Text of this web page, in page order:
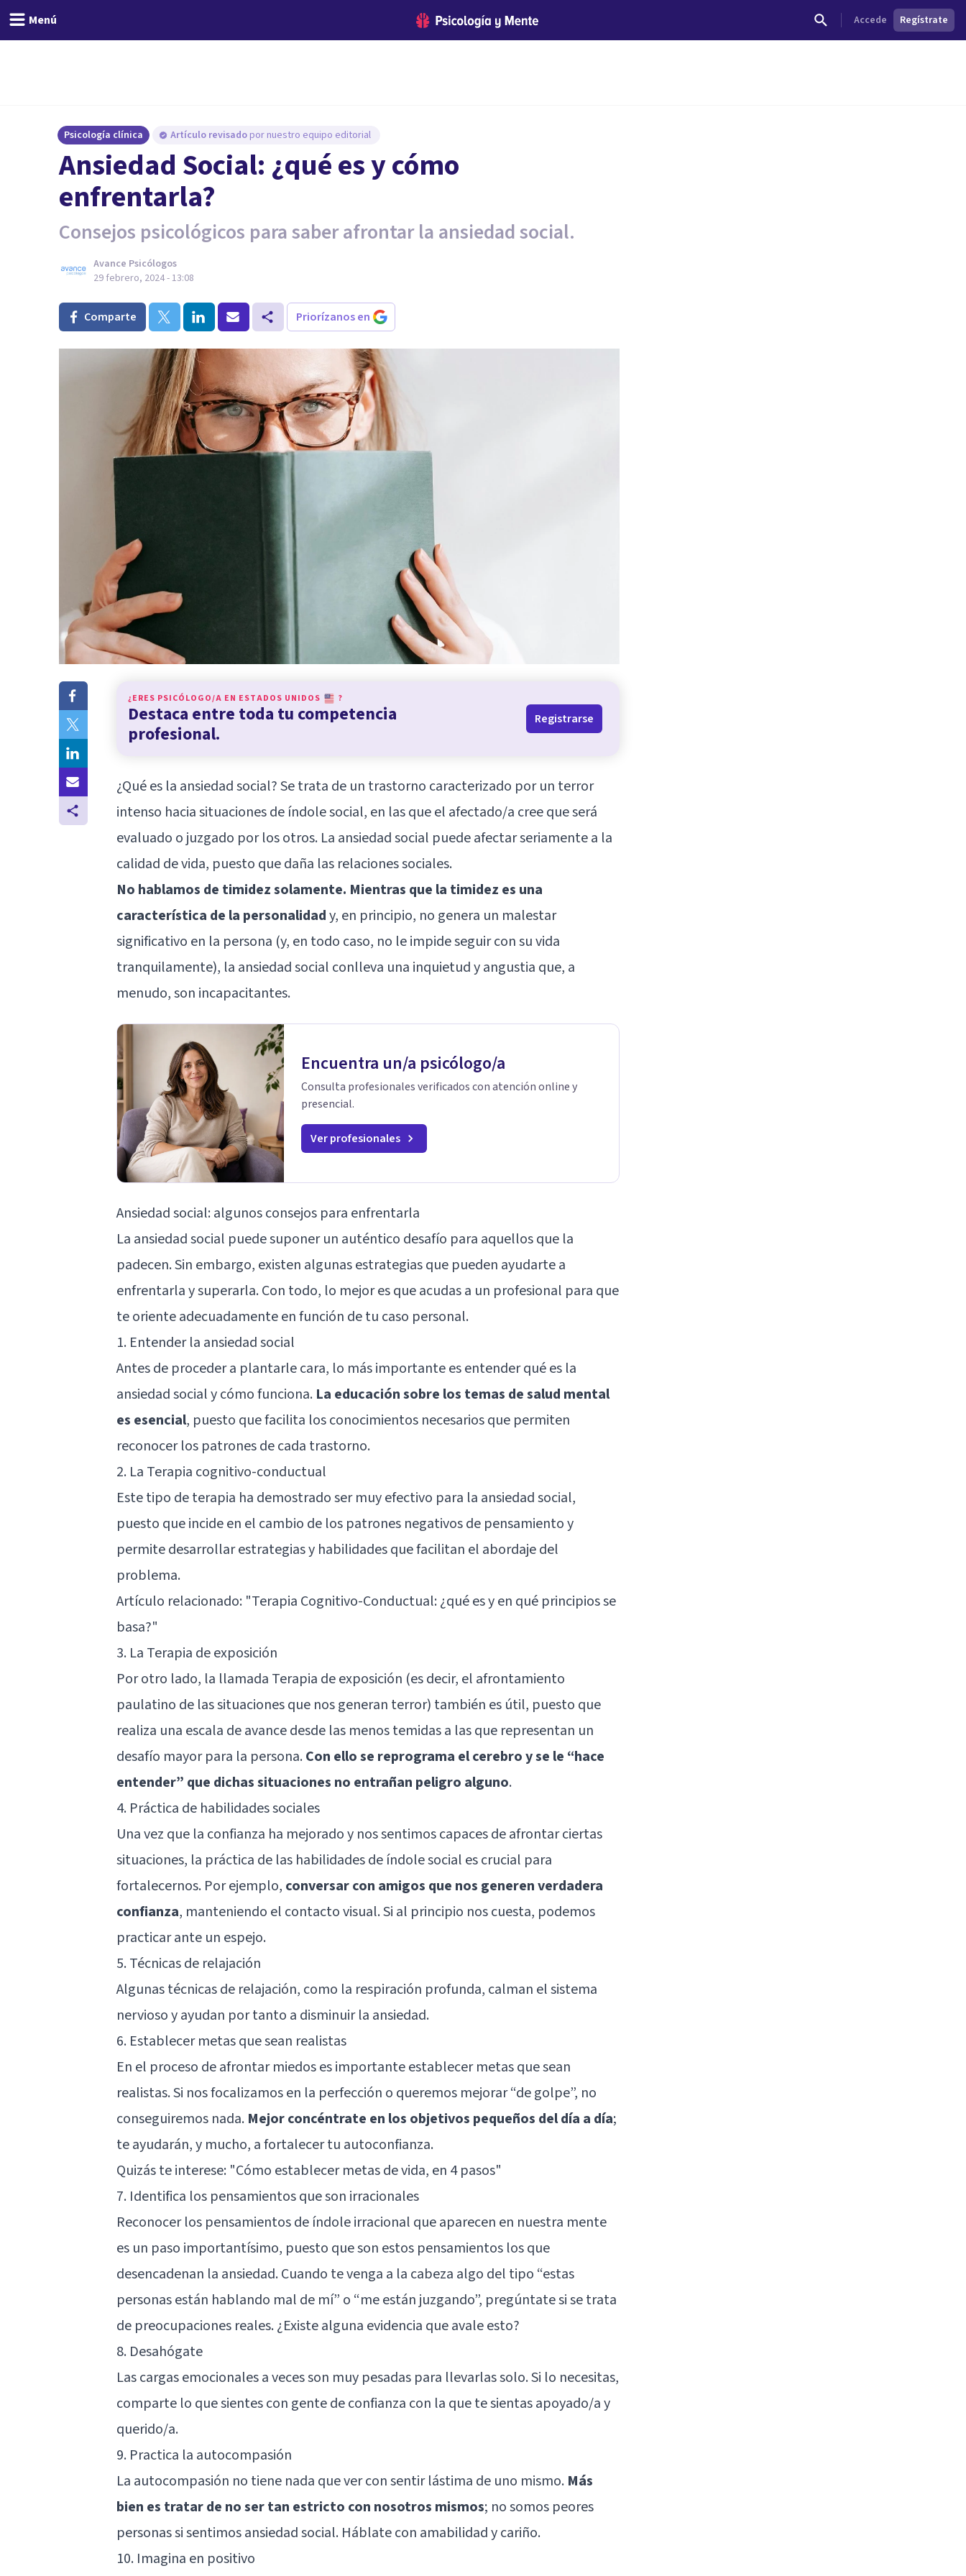
Menú Accede Regístrate
Psicología clínica Artículo revisado por nuestro equipo editorial
Ansiedad Social: ¿qué es y cómo
enfrentarla?
Consejos psicológicos para saber afrontar la ansiedad social.
Avance Psicólogos
29 febrero, 2024 - 13:08
Comparte Priorízanos en
¿ERES PSICÓLOGO/A EN ESTADOS UNIDOS ?
Destaca entre toda tu competencia
profesional.
Registrarse
¿Qué es la ansiedad social? Se trata de un trastorno caracterizado por un terror
intenso hacia situaciones de índole social, en las que el afectado/a cree que será
evaluado o juzgado por los otros. La ansiedad social puede afectar seriamente a la
calidad de vida, puesto que daña las relaciones sociales.
No hablamos de timidez solamente. Mientras que la timidez es una
característica de la personalidady, en principio, no genera un malestar
significativo en la persona (y, en todo caso, no le impide seguir con su vida
tranquilamente), la ansiedad social conlleva una inquietud y angustia que, a
menudo, son incapacitantes.
Encuentra un/a psicólogo/a
Consulta profesionales verificados con atención online y
presencial.
Ver profesionales
Ansiedad social: algunos consejos para enfrentarla
La ansiedad social puede suponer un auténtico desafío para aquellos que la
padecen. Sin embargo, existen algunas estrategias que pueden ayudarte a
enfrentarla y superarla. Con todo, lo mejor es que acudas a un profesional para que
te oriente adecuadamente en función de tu caso personal.
1. Entender la ansiedad social
Antes de proceder a plantarle cara, lo más importante es entender qué es la
ansiedad social y cómo funciona. La educación sobre los temas de salud mental
es esencial, puesto que facilita los conocimientos necesarios que permiten
reconocer los patrones de cada trastorno.
2. La Terapia cognitivo-conductual
Este tipo de terapia ha demostrado ser muy efectivo para la ansiedad social,
puesto que incide en el cambio de los patrones negativos de pensamiento y
permite desarrollar estrategias y habilidades que facilitan el abordaje del
problema.
Artículo relacionado: "Terapia Cognitivo-Conductual: ¿qué es y en qué principios se
basa?"
3. La Terapia de exposición
Por otro lado, la llamada Terapia de exposición (es decir, el afrontamiento
paulatino de las situaciones que nos generan terror) también es útil, puesto que
realiza una escala de avance desde las menos temidas a las que representan un
desafío mayor para la persona.Con ello se reprograma el cerebro y se le “hace
entender” que dichas situaciones no entrañan peligro alguno.
4. Práctica de habilidades sociales
Una vez que la confianza ha mejorado y nos sentimos capaces de afrontar ciertas
situaciones, la práctica de las habilidades de índole social es crucial para
fortalecernos. Por ejemplo, conversar con amigos que nos generen verdadera
confianza, manteniendo el contacto visual. Si al principio nos cuesta, podemos
practicar ante un espejo.
5. Técnicas de relajación
Algunas técnicas de relajación, como la respiración profunda, calman el sistema
nervioso y ayudan por tanto a disminuir la ansiedad.
6. Establecer metas que sean realistas
En el proceso de afrontar miedos es importante establecer metas que sean
realistas. Si nos focalizamos en la perfección o queremos mejorar “de golpe”, no
conseguiremos nada. Mejor concéntrate en los objetivos pequeños del día a día;
te ayudarán, y mucho, a fortalecer tu autoconfianza.
Quizás te interese: "Cómo establecer metas de vida, en 4 pasos"
7. Identifica los pensamientos que son irracionales
Reconocer los pensamientos de índole irracional que aparecen en nuestra mente
es un paso importantísimo, puesto que son estos pensamientos los que
desencadenan la ansiedad. Cuando te venga a la cabeza algo del tipo “estas
personas están hablando mal de mí” o “me están juzgando”, pregúntate si se trata
de preocupaciones reales. ¿Existe alguna evidencia que avale esto?
8. Desahógate
Las cargas emocionales a veces son muy pesadas para llevarlas solo. Si lo necesitas,
comparte lo que sientes con gente de confianza con la que te sientas apoyado/a y
querido/a.
9. Practica la autocompasión
La autocompasión no tiene nada que ver con sentir lástima de uno mismo. Más
bien es tratar de no ser tan estricto con nosotros mismos; no somos peores
personas si sentimos ansiedad social. Háblate con amabilidad y cariño.
10. Imagina en positivo